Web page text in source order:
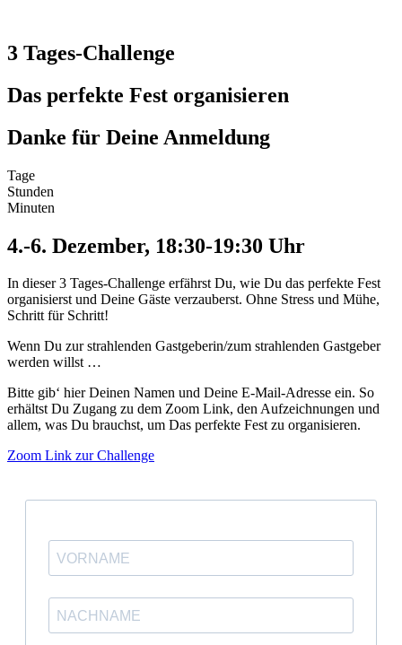
3 Tages-Challenge
Das perfekte Fest organisieren
Danke für Deine Anmeldung
Tage
Stunden
Minuten
4.-6. Dezember, 18:30-19:30 Uhr
In dieser 3 Tages-Challenge erfährst Du, wie Du das perfekte Fest
organisierst und Deine Gäste verzauberst. Ohne Stress und Mühe,
Schritt für Schritt!
Wenn Du zur strahlenden Gastgeberin/zum strahlenden Gastgeber
werden willst …
Bitte gib‘ hier Deinen Namen und Deine E-Mail-Adresse ein. So
erhältst Du Zugang zu dem Zoom Link, den Aufzeichnungen und
allem, was Du brauchst, um Das perfekte Fest zu organisieren.
Zoom Link zur Challenge